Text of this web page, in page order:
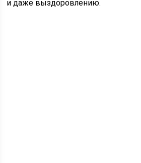
и даже выздоровлению.